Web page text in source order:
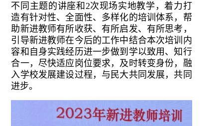
不同主题的讲座和2次现场实地教学，着力打
造有针对性、全面性、多样化的培训体系，帮
助新进教师有所收获、有所启发、有所思考，
引导新进教师在今后的工作中结合本次培训内
容和自身实践经历进一步做到学以致用、知行
合一，尽快适应岗位要求，及时转变身份，融
入学校发展建设过程，与民大共同发展，共同
进步。